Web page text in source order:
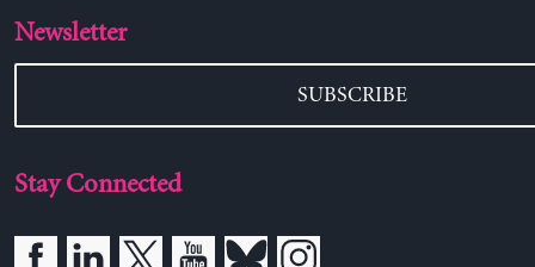
Newsletter
SUBSCRIBE
Stay Connected